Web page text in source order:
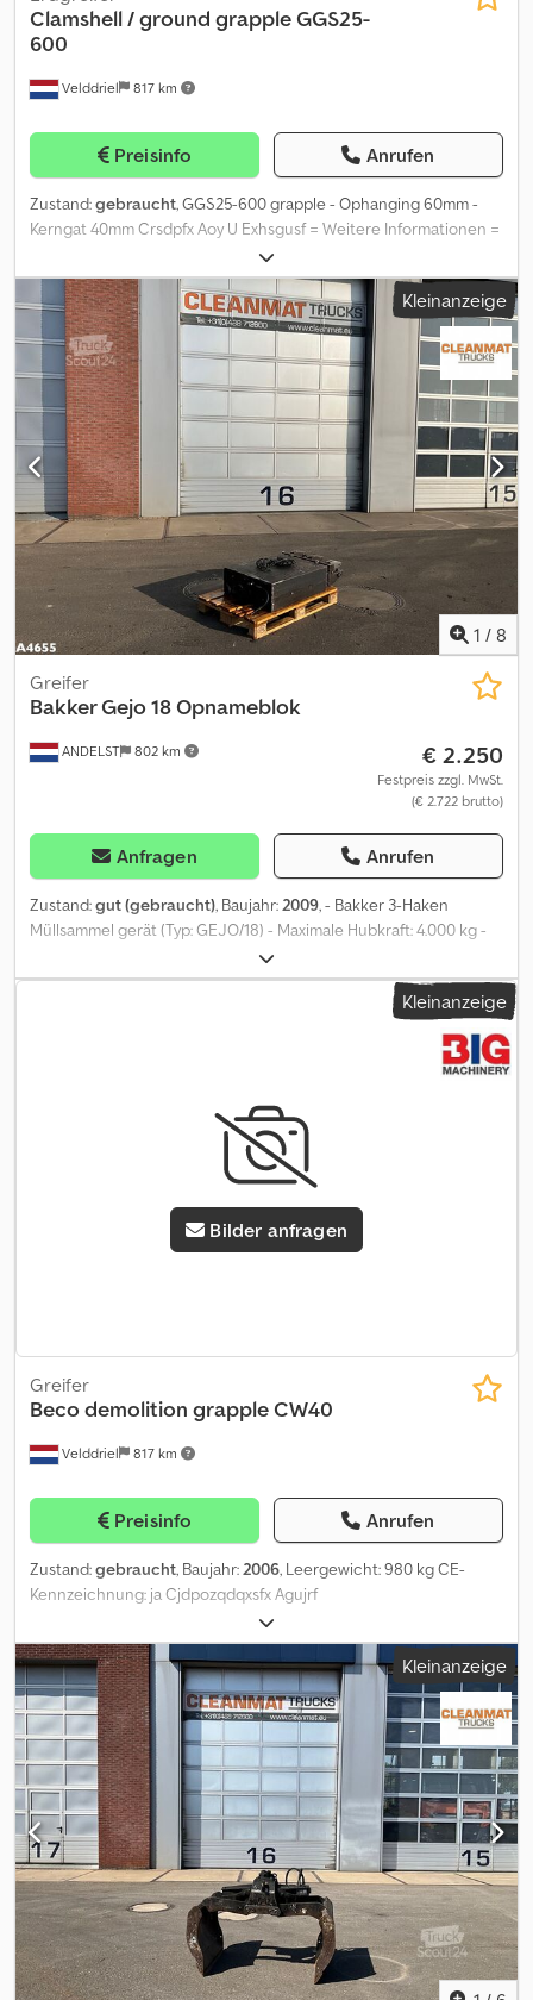
Velddriel 817 km
Clamshell / ground grapple GGS25-
600
Preisinfo Anrufen
Zustand:gebraucht, GGS25-600 grapple - Ophanging 60mm -
Kerngat 40mm Crsdpfx Aoy U Exhsgusf = Weitere Informationen =
Einsatz geeignet für: Bagger Seriennummer: 4/7
Kleinanzeige
1 / 8
ANDELST 802 km
Greifer
Bakker Gejo 18 Opnameblok
€ 2.250
Festpreis zzgl. MwSt.
(€ 2.722 brutto)
Anfragen Anrufen
Zustand:gut (gebraucht), Baujahr:2009, - Bakker 3-Haken
Müllsammel gerät (Typ: GEJO/18) - Maximale Hubkraft: 4.000 kg -
Eigengewicht: 360 kg = Weitere Informationen = Abmessungen (L
x B x H): 25 x 65 x 130 cm Technischer Zustand: gut Crsdpfxszqbt
Dj Aguof Optischer Zustand: gut Hersteller: Clean Mat Trucks B.V.
Kleinanzeige
Bilder anfragen
Velddriel 817 km
Greifer
Becodemolition grapple CW40
Preisinfo Anrufen
Zustand:gebraucht, Baujahr:2006, Leergewicht: 980 kg CE-
Kennzeichnung: ja Cjdpozqdqxsfx Agujrf
Kleinanzeige